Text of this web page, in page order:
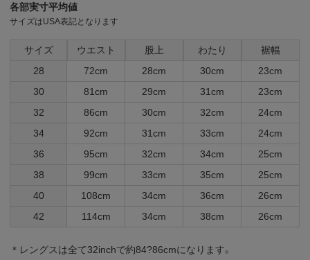
各部実寸平均値
サイズはUSA表記となります
サイズ ウエスト 股上 わたり
裾幅
28
72cm 28cm 30cm
23cm
30
81cm 29cm 31cm
23cm
32
86cm 30cm 32cm
24cm
34
92cm 31cm 33cm
24cm
36
95cm 32cm 34cm
25cm
38
99cm 33cm 35cm
25cm
40
108cm 34cm 36cm
26cm
42
114cm 34cm 38cm 26cm
＊レングスは全て32inchで約84?86cmになります。